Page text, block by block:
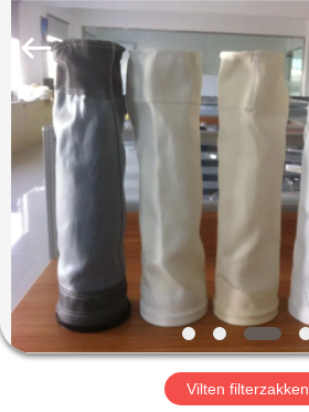
HUIS
PRODUCTEN
OVER
ONS
FABRIEKSREIS
Environmental
Technology
Co.,Ltd..
Reserved.
Vilten filterzakken